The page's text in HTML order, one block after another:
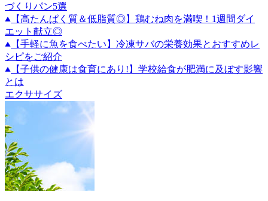
づくりパン5選
【高たんぱく質＆低脂質◎】鶏むね肉を満喫！1週間ダイ
エット献立◎
【手軽に魚を食べたい】冷凍サバの栄養効果とおすすめレ
シピをご紹介
【子供の健康は食育にあり!】学校給食が肥満に及ぼす影響
とは
エクササイズ